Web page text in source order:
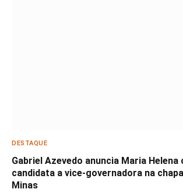
DESTAQUE
Gabriel Azevedo anuncia Maria Helena
candidata a vice-governadora na
Minas